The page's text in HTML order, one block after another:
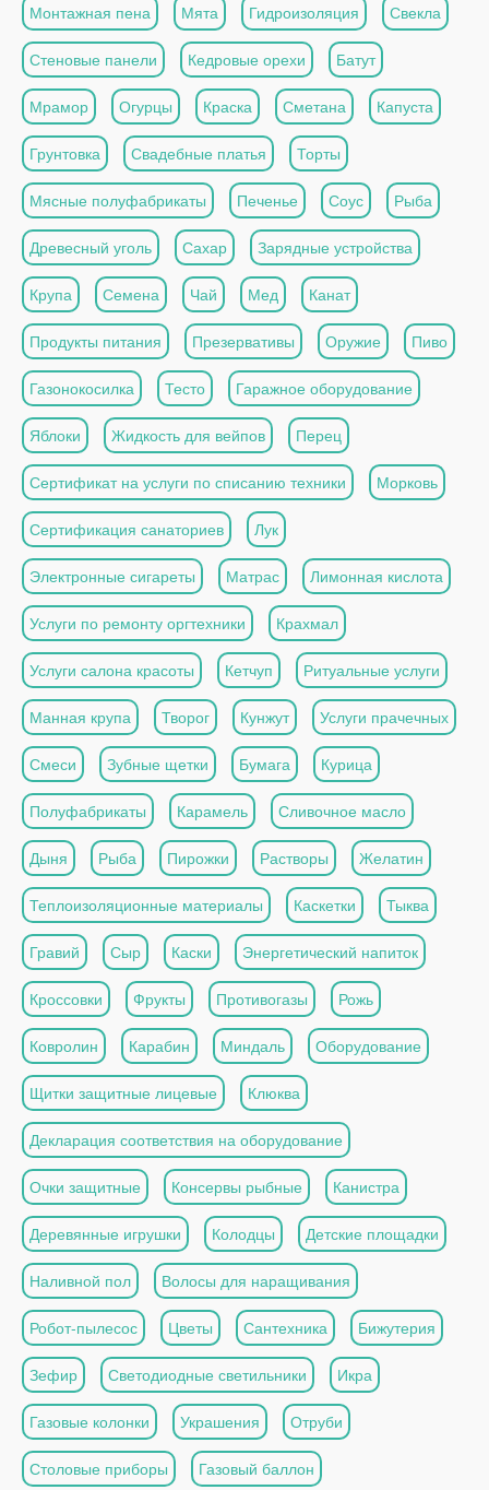
Монтажная пена Мята Гидроизоляция Свекла
Стеновые панели Кедровые орехи Батут
Мрамор Огурцы Краска Сметана Капуста
Грунтовка Свадебные платья Торты
Мясные полуфабрикаты Печенье Соус Рыба
Древесный уголь Сахар Зарядные устройства
Крупа Семена Чай Мед Канат
Продукты питания Презервативы Оружие Пиво
Газонокосилка Тесто Гаражное оборудование
Яблоки Жидкость для вейпов Перец
Сертификат на услуги по списанию техники Морковь
Сертификация санаториев Лук
Электронные сигареты Матрас Лимонная кислота
Услуги по ремонту оргтехники Крахмал
Услуги салона красоты Кетчуп Ритуальные услуги
Манная крупа Творог Кунжут Услуги прачечных
Смеси Зубные щетки Бумага Курица
Полуфабрикаты Карамель Сливочное масло
Дыня Рыба Пирожки Растворы Желатин
Теплоизоляционные материалы Каскетки Тыква
Гравий Сыр Каски Энергетический напиток
Кроссовки Фрукты Противогазы Рожь
Ковролин Карабин Миндаль Оборудование
Щитки защитные лицевые Клюква
Декларация соответствия на оборудование
Очки защитные Консервы рыбные Канистра
Деревянные игрушки Колодцы Детские площадки
Наливной пол Волосы для наращивания
Робот-пылесос Цветы Сантехника Бижутерия
Зефир Светодиодные светильники Икра
Газовые колонки Украшения Отруби
Столовые приборы Газовый баллон